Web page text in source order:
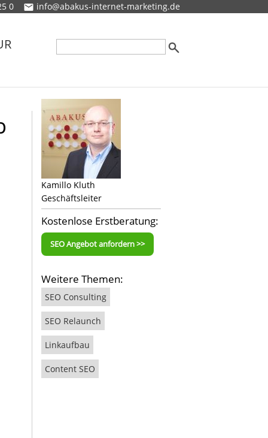
0 info@abakus-internet-marketing.de
Kamillo Kluth
Geschäftsleiter
Kostenlose Erstberatung:
SEO Angebot anfordern >>
Weitere Themen:
SEO Consulting
SEO Relaunch
Linkaufbau
Content SEO